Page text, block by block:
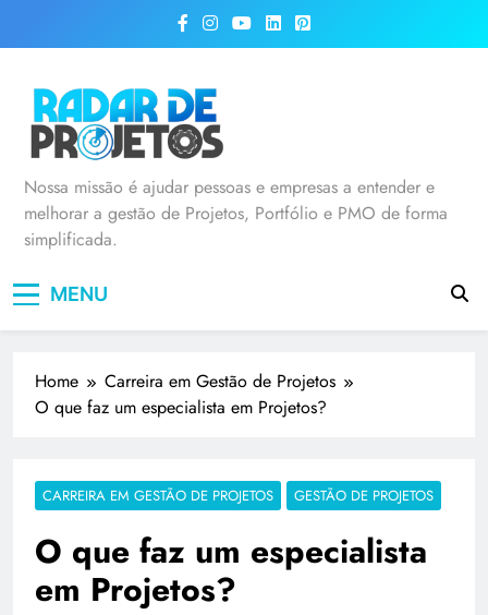
Radar de Projetos
Nossa missão é ajudar pessoas e empresas a entender e
melhorar a gestão de Projetos, Portfólio e PMO de forma
simplificada.
MENU
Home
Carreira em Gestão de Projetos
O que faz um especialista em Projetos?
CARREIRA EM GESTÃO DE PROJETOS GESTÃO DE PROJETOS
O que faz um especialista
em Projetos?